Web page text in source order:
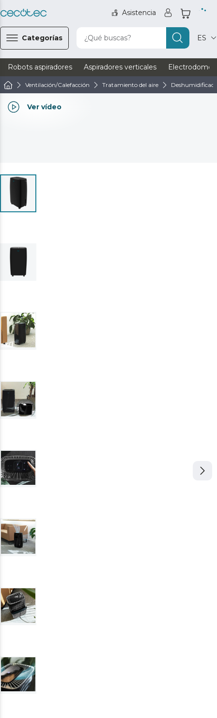
Asistencia
Categorías ¿Qué buscas? ES
Robots aspiradores Aspiradores verticales
Ventilación/Calefacción Tratamiento del aire
Ver vídeo